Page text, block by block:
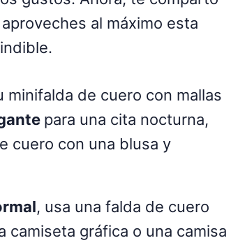
al máximo esta
minifalda de cuero con mallas
para una cita nocturna,
cuero con una blusa y
, usa una falda de cuero
camiseta gráfica o una camisa